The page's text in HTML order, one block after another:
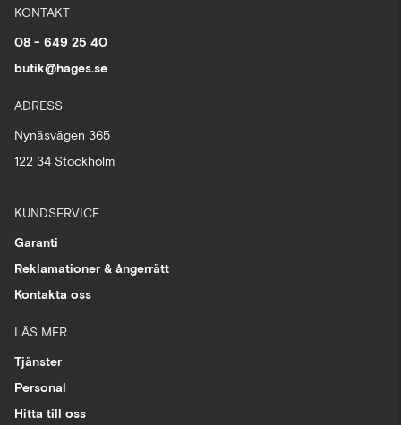
KONTAKT
08 - 649 25 40
butik@hages.se
ADRESS
Nynäsvägen 365
122 34 Stockholm
KUNDSERVICE
Garanti
Reklamationer & ångerrätt
Kontakta oss
LÄS MER
Tjänster
Personal
Hitta till oss